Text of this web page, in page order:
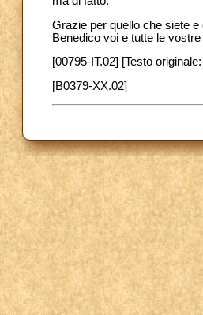
Grazie per quello che siete
Benedico voi e tutte le
[00795-IT.02] [Testo
[B0379-XX.02]